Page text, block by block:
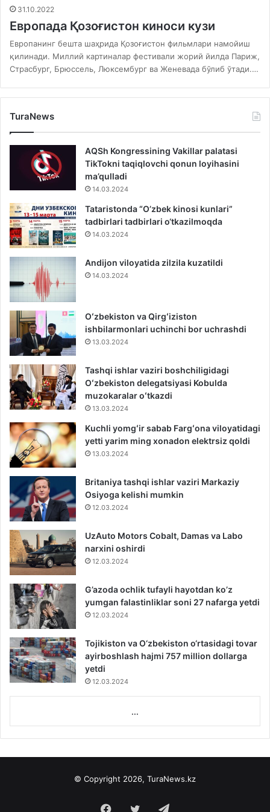
31.10.2022
Европада Қозоғистон киноси кузи
Европанинг бешта шаҳрида Қозоғистон фильмлари намойиш
қилинади. Миллий картиналар фестивали жорий йилда Париж,
Страсбург, Брюссель, Люксембург ва Женевада бўлиб ўтади.…
TuraNews
AQSh Kongressining Vakillar palatasi
TikTokni taqiqlovchi qonun loyihasini
ma’qulladi
14.03.2024
Tataristonda “O’zbek kinosi kunlari”
tadbirlari tadbirlari o‘tkazilmoqda
14.03.2024
Andijon viloyatida zilzila kuzatildi
14.03.2024
Oʻzbekiston va Qirgʻiziston
ishbilarmonlari uchinchi bor uchrashdi
13.03.2024
Tashqi ishlar vaziri boshchiligidagi
Oʻzbekiston delegatsiyasi Kobulda
muzokaralar oʻtkazdi
13.03.2024
Kuchli yomgʻir sabab Fargʻona viloyatidagi
yetti yarim ming xonadon elektrsiz qoldi
13.03.2024
Britaniya tashqi ishlar vaziri Markaziy
Osiyoga kelishi mumkin
12.03.2024
UzAuto Motors Cobalt, Damas va Labo
narxini oshirdi
12.03.2024
G’azoda ochlik tufayli hayotdan ko’z
yumgan falastinliklar soni 27 nafarga yetdi
12.03.2024
Tojikiston va O‘zbekiston o‘rtasidagi tovar
ayirboshlash hajmi 757 million dollarga
yetdi
12.03.2024
...
© Copyright 2026, TuraNews.kz
Facebook
Twitter